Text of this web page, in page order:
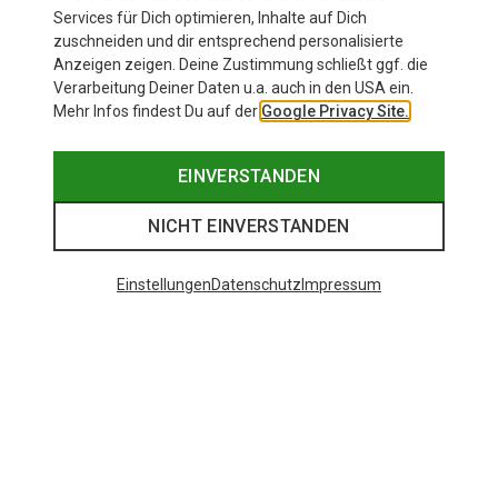
Zur Produktseite
Services für Dich optimieren, Inhalte auf Dich
zuschneiden und dir entsprechend personalisierte
Anzeigen zeigen. Deine Zustimmung schließt ggf. die
Verarbeitung Deiner Daten u.a. auch in den USA ein.
Mehr Infos findest Du auf der Google Privacy Site.
EINVERSTANDEN
NICHT EINVERSTANDEN
EinstellungenDatenschutz Impressum